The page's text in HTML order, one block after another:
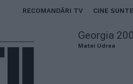
RECOMANDĂRI TV CINE
Georgia
Matei Udrea